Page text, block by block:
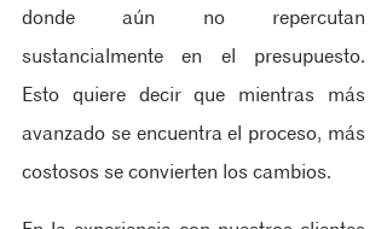
donde aún no repercutan
sustancialmente en el presupuesto.
Esto quiere decir que mientras más
avanzado se encuentra el proceso, más
costosos se convierten los cambios.